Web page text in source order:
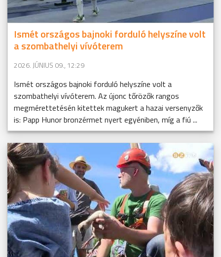
Ismét országos bajnoki forduló helyszíne volt
a szombathelyi vívóterem
2026. JÚNIUS 09., 12:29
Ismét országos bajnoki forduló helyszíne volt a
szombathelyi vívóterem. Az újonc tőrözők rangos
megmérettetésén kitettek magukert a hazai versenyzők
is: Papp Hunor bronzérmet nyert egyéniben, míg a fiú ...